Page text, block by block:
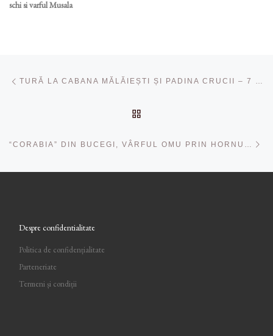
schi si varful Musala
TURĂ LA CABANA MĂLĂIEȘTI ȘI PADINA CRUCII – 7 DECEMBRIE
Despre confidentialitate
Politica de confidențialitate
Parteneriate
Termeni și condiții